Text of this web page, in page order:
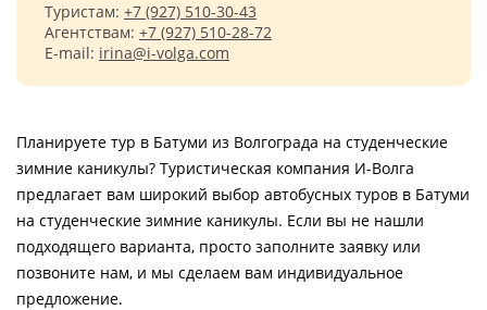
Туристам: +7 (927) 510-30-43
Агентствам: +7 (927) 510-28-72
E-mail: irina@i-volga.com
Планируете тур в Батуми из Волгограда на студенческие
зимние каникулы? Туристическая компания И-Волга
предлагает вам широкий выбор автобусных туров в Батуми
на студенческие зимние каникулы. Если вы не нашли
подходящего варианта, просто заполните заявку или
позвоните нам, и мы сделаем вам индивидуальное
предложение.